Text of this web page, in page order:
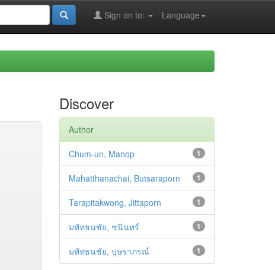
Language
Sign on to:
Discover
Author
1
Chum-un, Manop
1
Mahatthanachai, Butsaraporn
1
Tarapitakwong, Jittaporn
1
มหัทธนชัย, ชนินทร์
1
มหัทธนชัย, บุษราภรณ์